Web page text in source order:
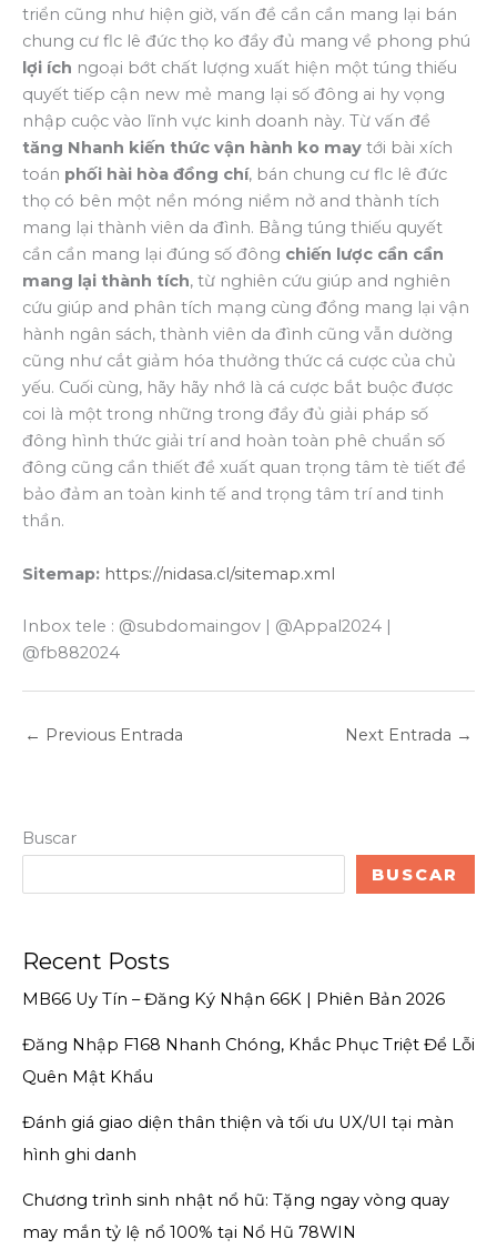
triển cũng như hiện giờ, vấn đề cần cần mang lại bán
chung cư flc lê đức thọ ko đầy đủ mang về phong phú
lợi ích ngoại bớt chất lượng xuất hiện một túng thiếu
quyết tiếp cận new mẻ mang lại số đông ai hy vọng
nhập cuộc vào lĩnh vực kinh doanh này. Từ vấn đề
tăng Nhanh kiến thức vận hành ko may tới bài xích
toán phối hài hòa đồng chí, bán chung cư flc lê đức
thọ có bên một nền móng niềm nở and thành tích
mang lại thành viên da đình. Bằng túng thiếu quyết
cần cần mang lại đúng số đông chiến lược cần cần
mang lại thành tích, từ nghiên cứu giúp and nghiên
cứu giúp and phân tích mạng cùng đồng mang lại vận
hành ngân sách, thành viên da đình cũng vẫn dường
cũng như cắt giảm hóa thưởng thức cá cược của chủ
yếu. Cuối cùng, hãy hãy nhớ là cá cược bắt buộc được
coi là một trong những trong đầy đủ giải pháp số
đông hình thức giải trí and hoàn toàn phê chuẩn số
đông cũng cần thiết đề xuất quan trọng tâm tè tiết để
bảo đảm an toàn kinh tế and trọng tâm trí and tinh
thần.
Sitemap: https://nidasa.cl/sitemap.xml
Inbox tele : @subdomaingov | @Appal2024 |
@fb882024
← Previous Entrada Next Entrada →
Buscar
BUSCAR
Recent Posts
MB66 Uy Tín – Đăng Ký Nhận 66K | Phiên Bản 2026
Đăng Nhập F168 Nhanh Chóng, Khắc Phục Triệt Để Lỗi
Quên Mật Khẩu
Đánh giá giao diện thân thiện và tối ưu UX/UI tại màn
hình ghi danh
Chương trình sinh nhật nổ hũ: Tặng ngay vòng quay
may mắn tỷ lệ nổ 100% tại Nổ Hũ 78WIN